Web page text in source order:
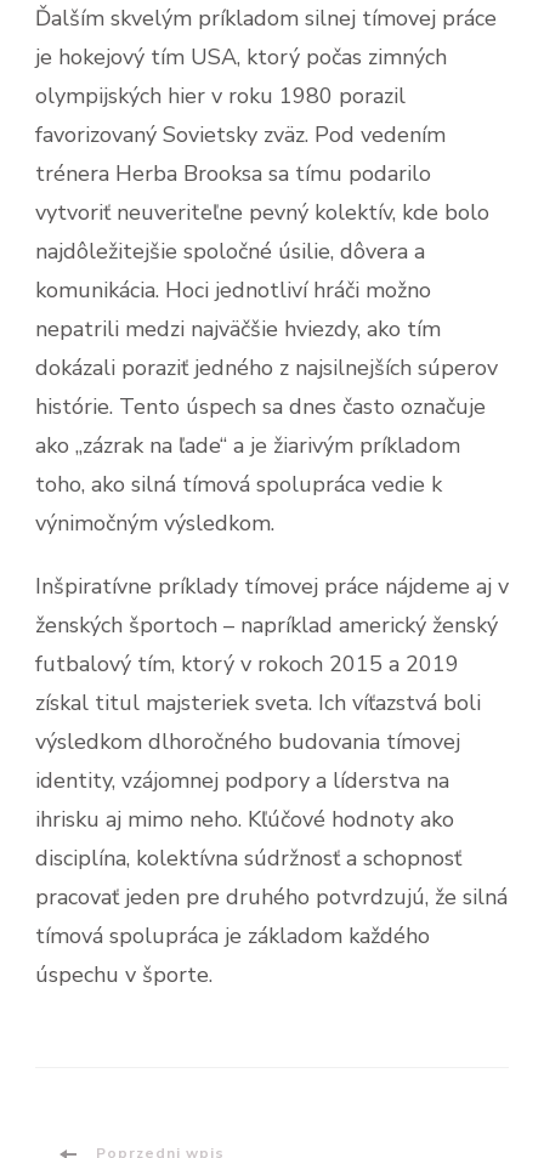
Ďalším skvelým príkladom silnej tímovej práce
je hokejový tím USA, ktorý počas zimných
olympijských hier v roku 1980 porazil
favorizovaný Sovietsky zväz. Pod vedením
trénera Herba Brooksa sa tímu podarilo
vytvoriť neuveriteľne pevný kolektív, kde bolo
najdôležitejšie spoločné úsilie, dôvera a
komunikácia. Hoci jednotliví hráči možno
nepatrili medzi najväčšie hviezdy, ako tím
dokázali poraziť jedného z najsilnejších súperov
histórie. Tento úspech sa dnes často označuje
ako „zázrak na ľade“ a je žiarivým príkladom
toho, ako silná tímová spolupráca vedie k
výnimočným výsledkom.
Inšpiratívne príklady tímovej práce nájdeme aj v
ženských športoch – napríklad americký ženský
futbalový tím, ktorý v rokoch 2015 a 2019
získal titul majsteriek sveta. Ich víťazstvá boli
výsledkom dlhoročného budovania tímovej
identity, vzájomnej podpory a líderstva na
ihrisku aj mimo neho. Kľúčové hodnoty ako
disciplína, kolektívna súdržnosť a schopnosť
pracovať jeden pre druhého potvrdzujú, že silná
tímová spolupráca je základom každého
úspechu v športe.
Poprzedni wpis